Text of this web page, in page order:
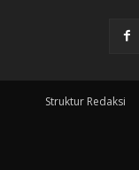
Struktur Redaksi